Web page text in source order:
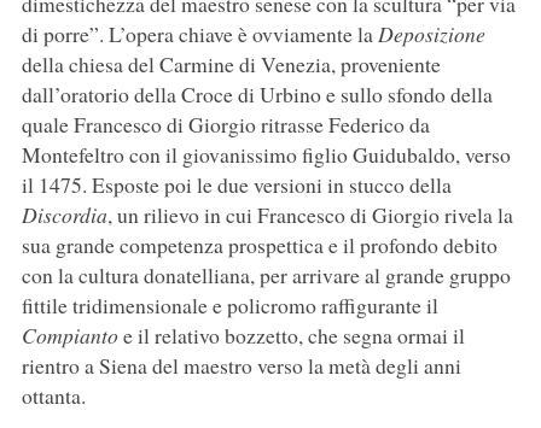
di porre”. L’opera chiave è ovviamente laDeposizione
della chiesa del Carmine di Venezia, proveniente
dall’oratorio della Croce di Urbino e sullo sfondo della
quale Francesco di Giorgio ritrasse Federico da
Montefeltro con il giovanissimo figlio Guidubaldo, verso
il 1475. Esposte poi le due versioni in stucco della
Discordia, un rilievo in cui Francesco di Giorgio rivela la
sua grande competenza prospettica e il profondo debito
con la cultura donatelliana, per arrivare al grande gruppo
fittile tridimensionale e policromo raffigurante il
Compiantoe il relativo bozzetto, che segna ormai il
rientro a Siena del maestro verso la metà degli anni
ottanta.